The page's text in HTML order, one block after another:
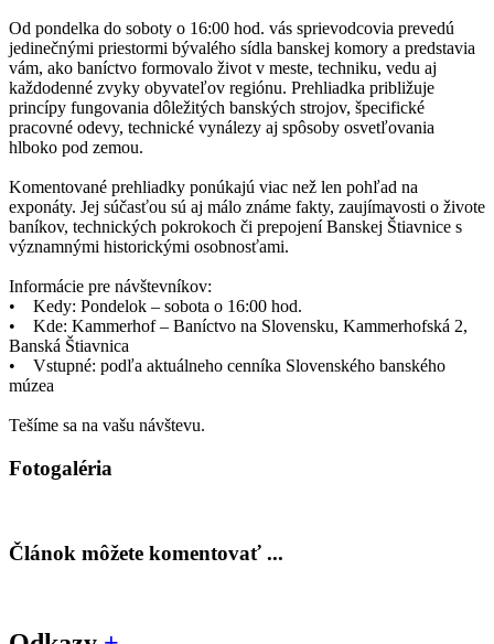
Od pondelka do soboty o 16:00 hod. vás sprievodcovia prevedú
jedinečnými priestormi bývalého sídla banskej komory a predstavia
vám, ako baníctvo formovalo život v meste, techniku, vedu aj
každodenné zvyky obyvateľov regiónu. Prehliadka približuje
princípy fungovania dôležitých banských strojov, špecifické
pracovné odevy, technické vynálezy aj spôsoby osvetľovania
hlboko pod zemou.
Komentované prehliadky ponúkajú viac než len pohľad na
exponáty. Jej súčasťou sú aj málo známe fakty, zaujímavosti o živote
baníkov, technických pokrokoch či prepojení Banskej Štiavnice s
významnými historickými osobnosťami.
Informácie pre návštevníkov:
• Kedy: Pondelok – sobota o 16:00 hod.
• Kde: Kammerhof – Baníctvo na Slovensku, Kammerhofská 2,
Banská Štiavnica
• Vstupné: podľa aktuálneho cenníka Slovenského banského
múzea
Tešíme sa na vašu návštevu.
Fotogaléria
Článok môžete komentovať ...